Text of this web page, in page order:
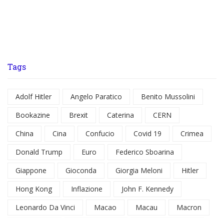
Tags
Adolf Hitler Angelo Paratico
Benito Mussolini
Bookazine
Brexit Caterina
CERN
China
Cina Confucio Covid 19
Crimea
Donald Trump
Euro
Federico Sboarina
Giappone
Gioconda Giorgia Meloni
Hitler
Hong Kong
Inflazione
John F. Kennedy
Leonardo Da Vinci
Macao Macau
Macron